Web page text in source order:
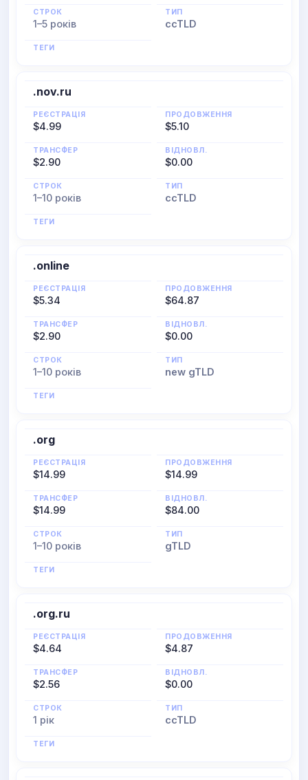
СТРОК
1–5 років
ТИП
ccTLD
ТЕГИ
.nov.ru
РЕЄСТРАЦІЯ
$4.99
ПРОДОВЖЕННЯ
$5.10
ТРАНСФЕР
$2.90
ВІДНОВЛ.
$0.00
СТРОК
1–10 років
ТИП
ccTLD
ТЕГИ
.online
РЕЄСТРАЦІЯ
$5.34
ПРОДОВЖЕННЯ
$64.87
ТРАНСФЕР
$2.90
ВІДНОВЛ.
$0.00
СТРОК
1–10 років
ТИП
new gTLD
ТЕГИ
.org
РЕЄСТРАЦІЯ
$14.99
ПРОДОВЖЕННЯ
$14.99
ТРАНСФЕР
$14.99
ВІДНОВЛ.
$84.00
СТРОК
1–10 років
ТИП
gTLD
ТЕГИ
.org.ru
РЕЄСТРАЦІЯ
$4.64
ПРОДОВЖЕННЯ
$4.87
ТРАНСФЕР
$2.56
ВІДНОВЛ.
$0.00
СТРОК
1 рік
ТИП
ccTLD
ТЕГИ